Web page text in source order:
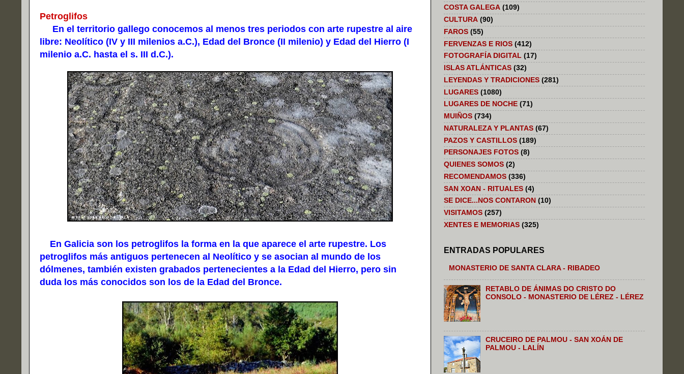
Petroglifos
En el territorio gallego conocemos al menos tres periodos con arte rupestre al aire
libre: Neolítico (IV y III milenios a.C.), Edad del Bronce (II milenio) y Edad del Hierro (I
milenio a.C. hasta el s. III d.C.).
En Galicia son los petroglifos la forma en la que aparece el arte rupestre. Los
petroglifos más antiguos pertenecen al Neolítico y se asocian al mundo de los
dólmenes, también existen grabados pertenecientes a la Edad del Hierro, pero sin
duda los más conocidos son los de la Edad del Bronce.
COSTA GALEGA (109)
CULTURA (90)
FAROS (55)
FERVENZAS E RIOS (412)
FOTOGRAFÍA DIGITAL (17)
ISLAS ATLÁNTICAS (32)
LEYENDAS Y TRADICIONES (281)
LUGARES (1080)
LUGARES DE NOCHE (71)
MUIÑOS (734)
NATURALEZA Y PLANTAS (67)
PAZOS Y CASTILLOS (189)
PERSONAJES FOTOS (8)
QUIENES SOMOS (2)
RECOMENDAMOS (336)
SAN XOAN - RITUALES (4)
SE DICE...NOS CONTARON (10)
VISITAMOS (257)
XENTES E MEMORIAS (325)
ENTRADAS POPULARES
MONASTERIO DE SANTA CLARA - RIBADEO
RETABLO DE ÁNIMAS DO CRISTO DO
CONSOLO - MONASTERIO DE LÉREZ - LÉREZ
CRUCEIRO DE PALMOU - SAN XOÁN DE
PALMOU - LALÍN